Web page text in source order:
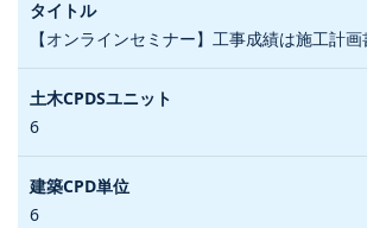
【オンラインセミナー】工事成績は施工計画
6
6